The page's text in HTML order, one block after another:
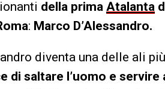
della prima Atalanta
: Marco D’Alessandro.
diventa una delle ali
di saltare l’uomo e